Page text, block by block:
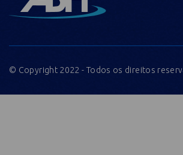
© Copyright 2022 - Todos os direitos